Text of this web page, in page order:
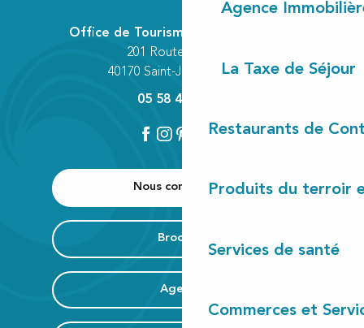
Agence
La Taxe de Séjour
Restaurants de
Produits du terroir
Services de santé
Commerces et
Nous contacter
Brochure
Agenda
Office de Tourisme Communautaire
201 Route des Lacs
40170 Saint-Julien-en-Born
05 58 42 89 80